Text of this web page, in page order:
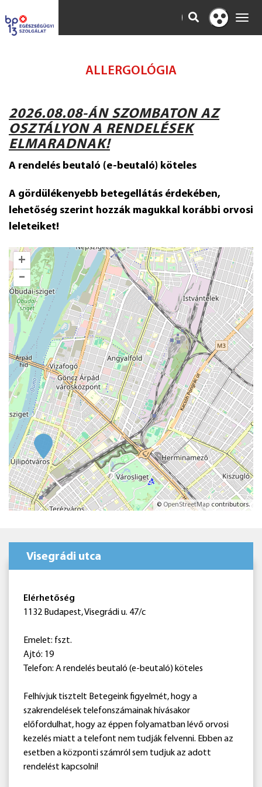
KERESÉS
Kontraszt
nézet
ALLERGOLÓGIA
2026.08.08-ÁN SZOMBATON AZ
OSZTÁLYON A RENDELÉSEK
ELMARADNAK!
A rendelés beutaló (e-beutaló) köteles
A gördülékenyebb betegellátás érdekében,
lehetőség szerint hozzák magukkal korábbi orvosi
leleteiket!
+
–
© OpenStreetMap contributors.
Visegrádi utca
Elérhetőség
1132 Budapest, Visegrádi u. 47/c
Emelet: fszt.
Ajtó: 19
Telefon: A rendelés beutaló (e-beutaló) köteles
Felhívjuk tisztelt Betegeink figyelmét, hogy a
szakrendelések telefonszámainak hívásakor
előfordulhat, hogy az éppen folyamatban lévő orvosi
kezelés miatt a telefont nem tudják felvenni. Ebben az
esetben a központi számról sem tudjuk az adott
rendelést kapcsolni!